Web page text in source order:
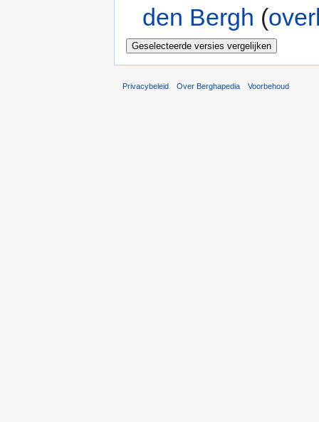
den Bergh (
Privacybeleid Over Berghapedia Voorbehoud